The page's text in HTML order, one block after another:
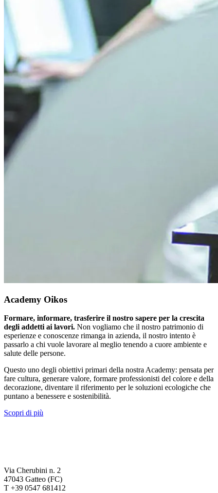
Academy Oikos
Formare, informare, trasferire il nostro sapere per la crescita
degli addetti ai lavori. Non vogliamo che il nostro patrimonio di
esperienze e conoscenze rimanga in azienda, il nostro intento è
passarlo a chi vuole lavorare al meglio tenendo a cuore ambiente e
salute delle persone.
Questo uno degli obiettivi primari della nostra Academy: pensata per
fare cultura, generare valore, formare professionisti del colore e della
decorazione, diventare il riferimento per le soluzioni ecologiche che
puntano a benessere e sostenibilità.
Scopri di più
Via Cherubini n. 2
47043 Gatteo (FC)
T +39 0547 681412